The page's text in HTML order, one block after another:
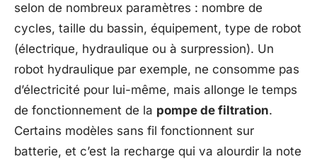
selon de nombreux paramètres : nombre de
cycles, taille du bassin, équipement, type de robot
(électrique, hydraulique ou à surpression). Un
robot hydraulique par exemple, ne consomme pas
d’électricité pour lui-même, mais allonge le temps
de fonctionnement de la pompe de filtration.
Certains modèles sans fil fonctionnent sur
batterie, et c’est la recharge qui va alourdir la note